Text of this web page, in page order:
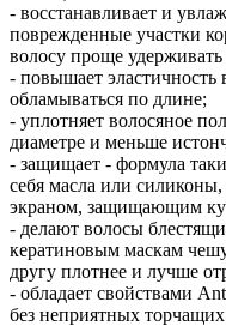
- восстанавливает и
поврежденные участки
волосу проще удерживать
- повышает эластичность
обламываться по длине;
- уплотняет волосяное
диаметре и меньше
- защищает - формула
себя масла или
экраном, защищающим
- делают волосы
кератиновым маскам
другу плотнее и лучше
- обладает свойствами
без неприятных